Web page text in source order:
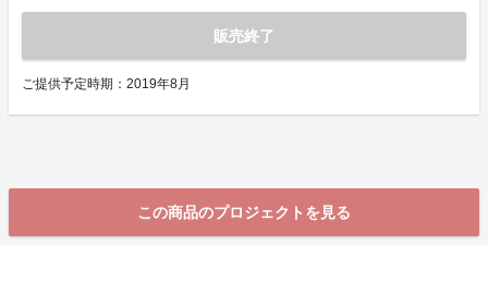
販売終了
ご提供予定時期：2019年8月
この商品のプロジェクトを見る